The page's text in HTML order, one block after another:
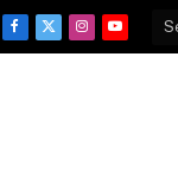
Facebook
X
Instagram